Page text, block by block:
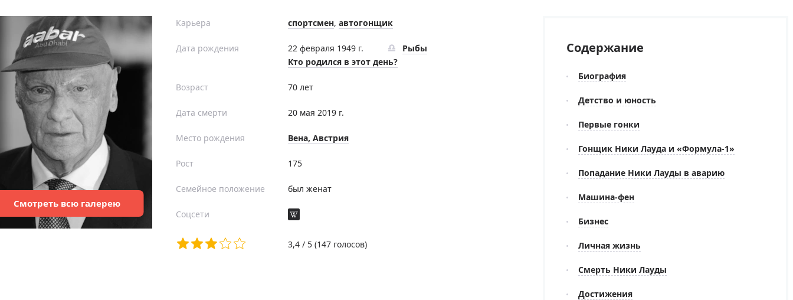
Смотреть всюгалерею
Карьера спортсмен, автогонщик
Дата рождения 22 февраля 1949 г.
Рыбы
Кто родился в этот день?
Возраст 70 лет
Дата смерти 20 мая 2019 г.
Место рождения Вена, Австрия
Рост 175
Семейное положение был женат
Соцсети
3,4 / 5 (147 голосов)
Содержание
Биография
Детство и юность
Первые гонки
Гонщик Ники Лауда и «Формула-1»
Попадание Ники Лауды в аварию
Машина-фен
Бизнес
Личная жизнь
Смерть Ники Лауды
Достижения